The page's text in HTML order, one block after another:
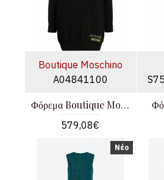
Boutique Moschino
A04841100
Φόρεμα Boutique Moschino
579,08€
Νέο